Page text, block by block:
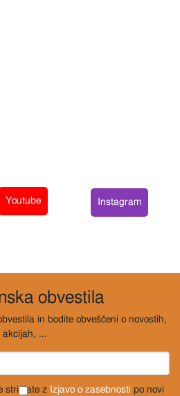
Youtube Instagram
obvestila
in bodite obveščeni o novostih,
akcijah, ...
strinjate z Izjavo o zasebnosti po novi